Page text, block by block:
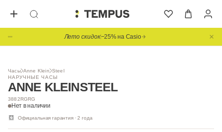
Лето скидок−25% на Casio
Часы Anne Klein Steel
НАРУЧНЫЕ ЧАСЫ
ANNE KLEINSTEEL
3882RGRG
Нет в наличии
Официальная гарантия · 2 года
1/ 3